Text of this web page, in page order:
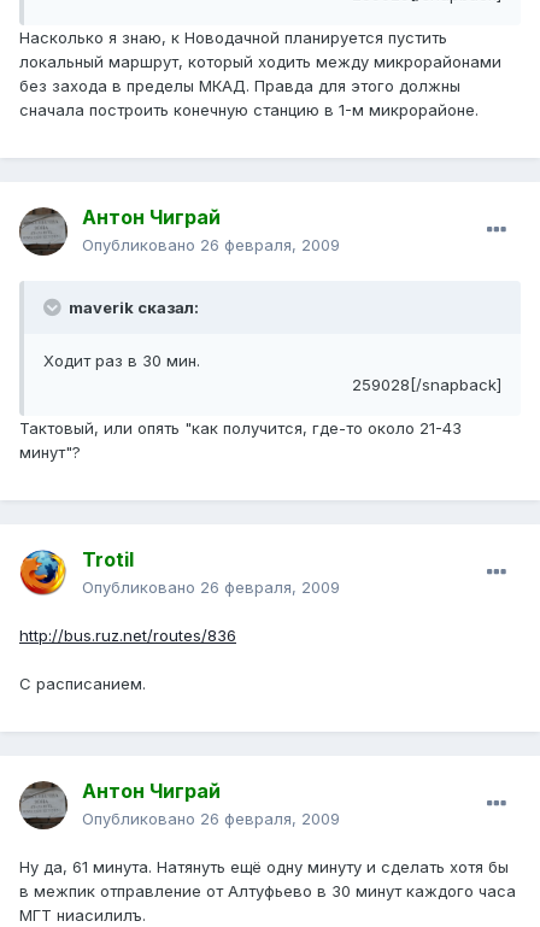
Насколько я знаю, к Новодачной планируется пустить
локальный маршрут, который ходить между микрорайонами
без захода в пределы МКАД. Правда для этого должны
сначала построить конечную станцию в 1-м микрорайоне.
Антон Чиграй
Опубликовано 26 февраля, 2009
maverik сказал:
Ходит раз в 30 мин.
259028[/snapback]
Тактовый, или опять "как получится, где-то около 21-43
минут"?
Trotil
Опубликовано 26 февраля, 2009
http://bus.ruz.net/routes/836
C расписанием.
Антон Чиграй
Опубликовано 26 февраля, 2009
Ну да, 61 минута. Натянуть ещё одну минуту и сделать хотя бы
в межпик отправление от Алтуфьево в 30 минут каждого часа
МГТ ниасилилъ.